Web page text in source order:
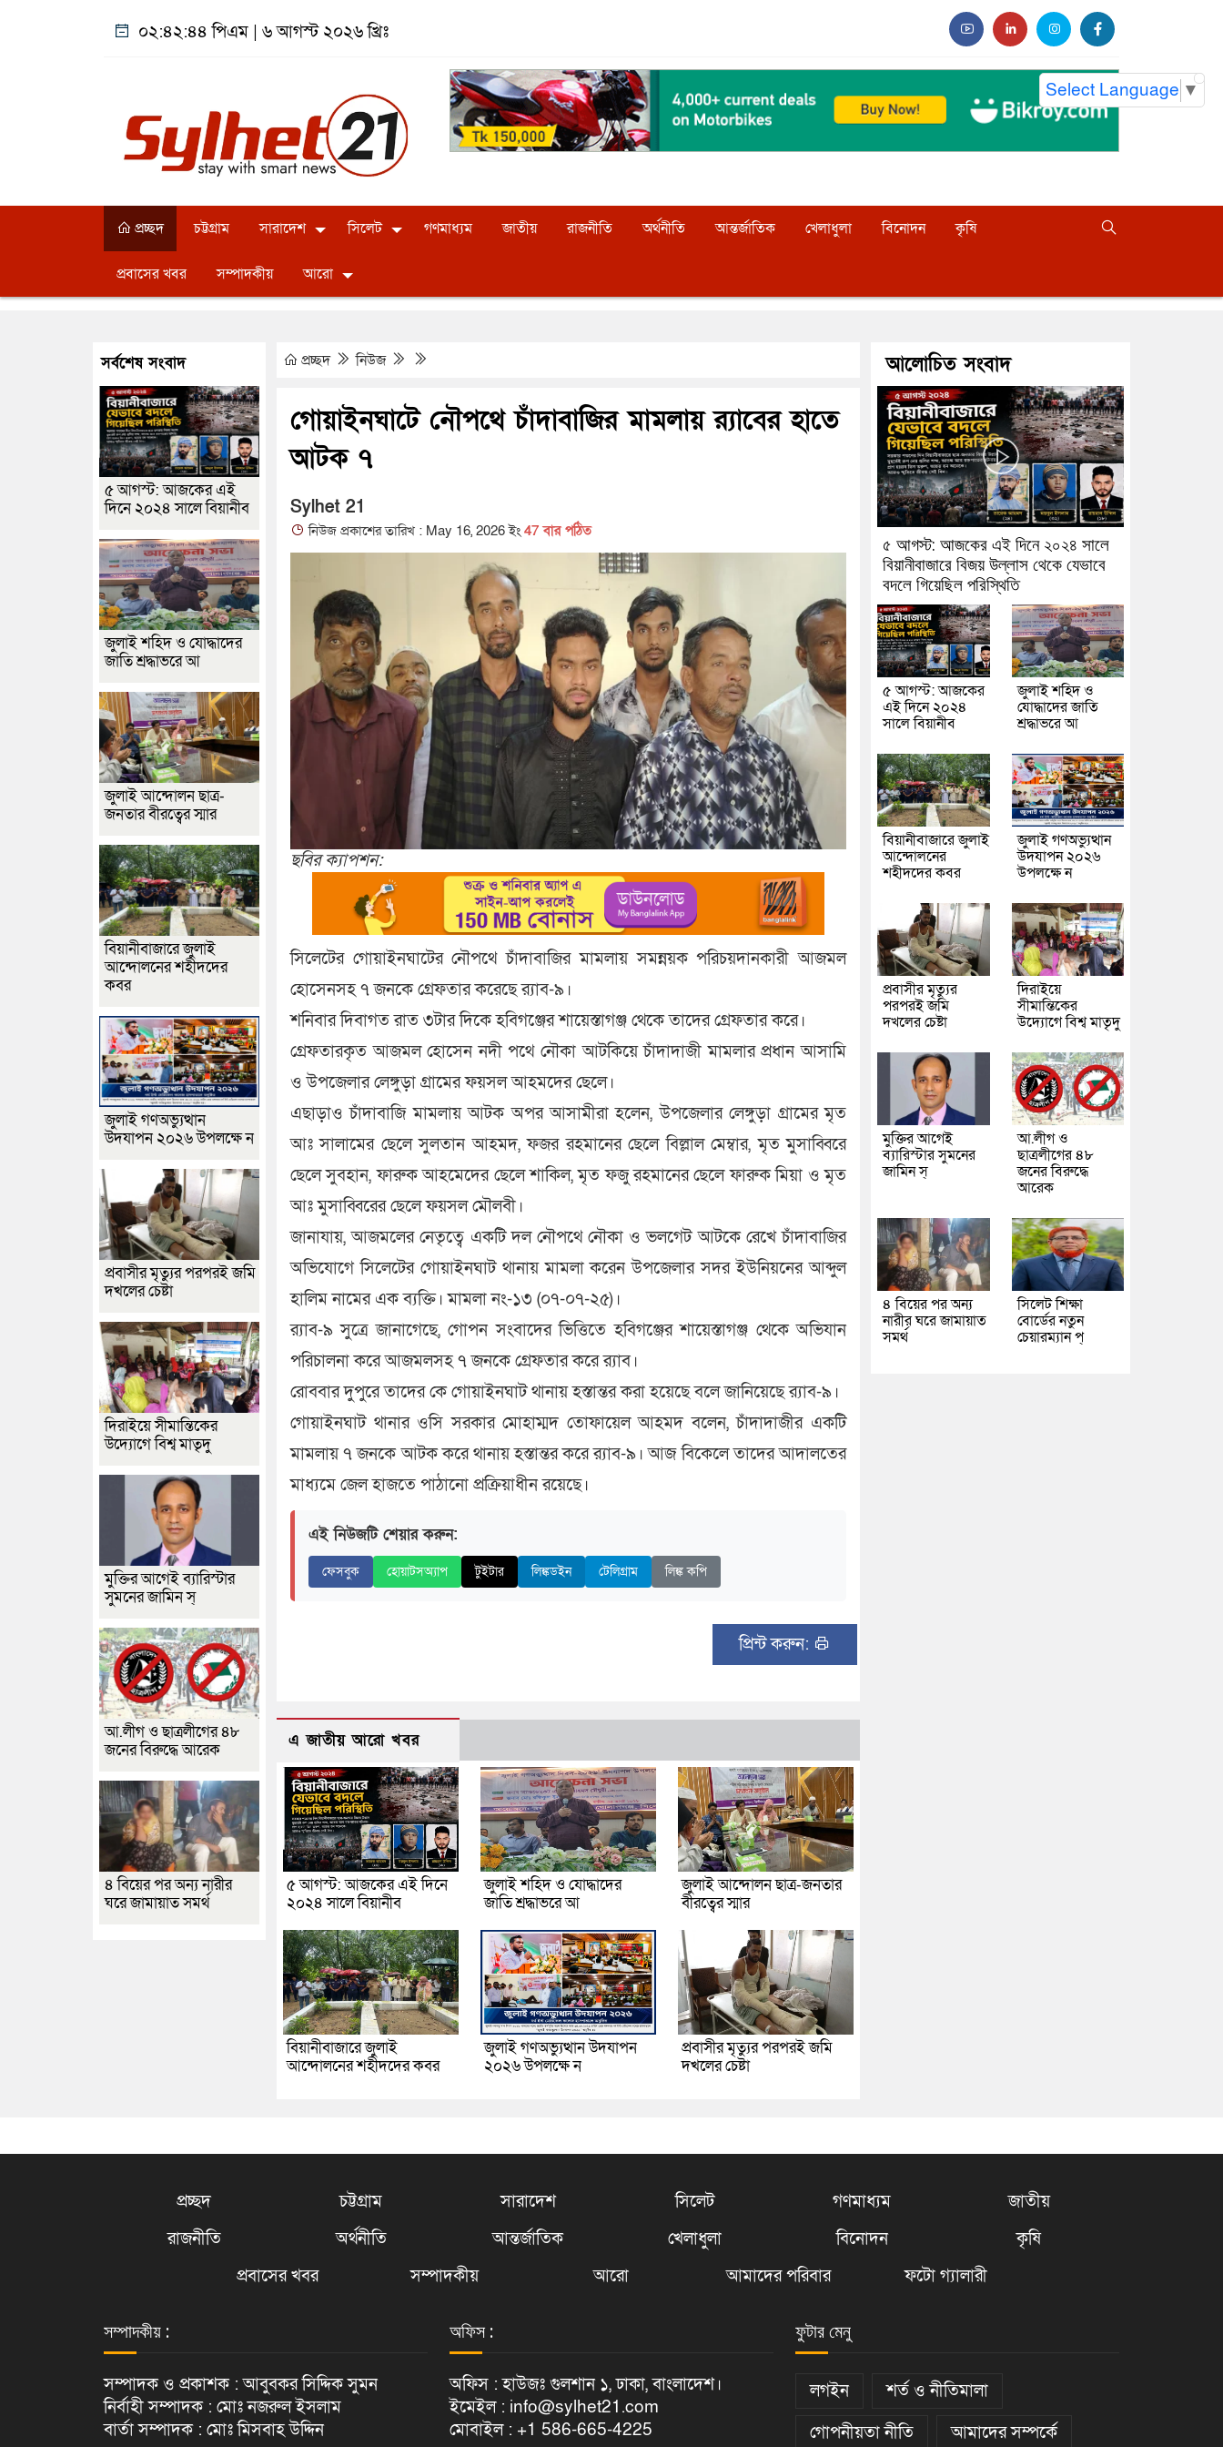
০২:৪২:৪৫ পিএম | ৬ আগস্ট ২০২৬ খ্রিঃ
Select Language ▼
প্রচ্ছদ চট্টগ্রাম সারাদেশ সিলেট গণমাধ্যম জাতীয় রাজনীতি অর্থনীতি আন্তর্জাতিক খেলাধুলা বিনোদন কৃষি
প্রবাসের খবর সম্পাদকীয় আরো
প্রচ্ছদ নিউজ
গোয়াইনঘাটে নৌপথে চাঁদাবাজির মামলায় র‍্যাবের হাতে
আটক ৭
Sylhet 21
নিউজ প্রকাশের তারিখ : May 16, 2026 ইং 47 বার পঠিত
ছবির ক্যাপশন:
সিলেটের গোয়াইনঘাটের নৌপথে চাঁদাবাজির মামলায় সমন্নয়ক পরিচয়দানকারী আজমল
হোসেনসহ ৭ জনকে গ্রেফতার করেছে র‍্যাব-৯।
শনিবার দিবাগত রাত ৩টার দিকে হবিগঞ্জের শায়েস্তাগঞ্জ থেকে তাদের গ্রেফতার করে।
গ্রেফতারকৃত আজমল হোসেন নদী পথে নৌকা আটকিয়ে চাঁদাদাজী মামলার প্রধান আসামি
ও উপজেলার লেঙ্গুড়া গ্রামের ফয়সল আহমদের ছেলে।
এছাড়াও চাঁদাবাজি মামলায় আটক অপর আসামীরা হলেন, উপজেলার লেঙ্গুড়া গ্রামের মৃত
আঃ সালামের ছেলে সুলতান আহমদ, ফজর রহমানের ছেলে বিল্লাল মেম্বার, মৃত মুসাব্বিরে
ছেলে সুবহান, ফারুক আহমেদের ছেলে শাকিল, মৃত ফজু রহমানের ছেলে ফারুক মিয়া ও মৃত
আঃ মুসাব্বিরের ছেলে ফয়সল মৌলবী।
জানাযায়, আজমলের নেতৃত্বে একটি দল নৌপথে নৌকা ও ভলগেট আটকে রেখে চাঁদাবাজির
অভিযোগে সিলেটের গোয়াইনঘাট থানায় মামলা করেন উপজেলার সদর ইউনিয়নের আব্দুল
হালিম নামের এক ব্যক্তি। মামলা নং-১৩ (০৭-০৭-২৫)।
র‍্যাব-৯ সুত্রে জানাগেছে, গোপন সংবাদের ভিত্তিতে হবিগঞ্জের শায়েস্তাগঞ্জ থেকে অভিযান
পরিচালনা করে আজমলসহ ৭ জনকে গ্রেফতার করে র‍্যাব।
রোববার দুপুরে তাদের কে গোয়াইনঘাট থানায় হস্তান্তর করা হয়েছে বলে জানিয়েছে র‍্যাব-৯।
গোয়াইনঘাট থানার ওসি সরকার মোহাম্মদ তোফায়েল আহমদ বলেন, চাঁদাদাজীর একটি
মামলায় ৭ জনকে আটক করে থানায় হস্তান্তর করে র‍্যাব-৯। আজ বিকেলে তাদের আদালতের
মাধ্যমে জেল হাজতে পাঠানো প্রক্রিয়াধীন রয়েছে।
এই নিউজটি শেয়ার করুন:
ফেসবুক হোয়াটসঅ্যাপ টুইটার লিঙ্কডইন টেলিগ্রাম লিঙ্ক কপি
প্রিন্ট করুন:
এ জাতীয় আরো খবর
৫ আগস্ট: আজকের এই দিনে
২০২৪ সালে বিয়ানীব
জুলাই শহিদ ও যোদ্ধাদের
জাতি শ্রদ্ধাভরে আ
জুলাই আন্দোলন ছাত্র-জনতার
বীরত্বের স্মার
বিয়ানীবাজারে জুলাই
আন্দোলনের শহীদদের কবর
জুলাই গণঅভ্যুত্থান উদযাপন
২০২৬ উপলক্ষে ন
প্রবাসীর মৃত্যুর পরপরই জমি
দখলের চেষ্টা
সর্বশেষ সংবাদ
৫ আগস্ট: আজকের এই
দিনে ২০২৪ সালে বিয়ানীব
জুলাই শহিদ ও যোদ্ধাদের
জাতি শ্রদ্ধাভরে আ
জুলাই আন্দোলন ছাত্র-
জনতার বীরত্বের স্মার
বিয়ানীবাজারে জুলাই
আন্দোলনের শহীদদের
কবর
জুলাই গণঅভ্যুত্থান
উদযাপন ২০২৬ উপলক্ষে ন
প্রবাসীর মৃত্যুর পরপরই জমি
দখলের চেষ্টা
দিরাইয়ে সীমান্তিকের
উদ্যোগে বিশ্ব মাতৃদু
মুক্তির আগেই ব্যারিস্টার
সুমনের জামিন স্
আ.লীগ ও ছাত্রলীগের ৪৮
জনের বিরুদ্ধে আরেক
৪ বিয়ের পর অন্য নারীর
ঘরে জামায়াত সমর্থ
আলোচিত সংবাদ
৫ আগস্ট: আজকের এই দিনে ২০২৪ সালে
বিয়ানীবাজারে বিজয় উল্লাস থেকে যেভাবে
বদলে গিয়েছিল পরিস্থিতি
৫ আগস্ট: আজকের
এই দিনে ২০২৪
সালে বিয়ানীব
জুলাই শহিদ ও
যোদ্ধাদের জাতি
শ্রদ্ধাভরে আ
বিয়ানীবাজারে জুলাই
আন্দোলনের
শহীদদের কবর
জুলাই গণঅভ্যুত্থান
উদযাপন ২০২৬
উপলক্ষে ন
প্রবাসীর মৃত্যুর
পরপরই জমি
দখলের চেষ্টা
দিরাইয়ে
সীমান্তিকের
উদ্যোগে বিশ্ব মাতৃদু
মুক্তির আগেই
ব্যারিস্টার সুমনের
জামিন স্
আ.লীগ ও
ছাত্রলীগের ৪৮
জনের বিরুদ্ধে
আরেক
৪ বিয়ের পর অন্য
নারীর ঘরে জামায়াত
সমর্থ
সিলেট শিক্ষা
বোর্ডের নতুন
চেয়ারম্যান প্
প্রচ্ছদ চট্টগ্রাম সারাদেশ সিলেট গণমাধ্যম
জাতীয়
রাজনীতি
অর্থনীতি আন্তর্জাতিক খেলাধুলা বিনোদন
কৃষি
প্রবাসের খবর
সম্পাদকীয় আরো আমাদের পরিবার ফটো গ্যালারী
সম্পাদকীয় :
সম্পাদক ও প্রকাশক : আবুবকর সিদ্দিক সুমন
নির্বাহী সম্পাদক : মোঃ নজরুল ইসলাম
বার্তা সম্পাদক : মোঃ মিসবাহ উদ্দিন
অফিস :
অফিস : হাউজঃ গুলশান ১, ঢাকা, বাংলাদেশ।
ইমেইল : info@sylhet21.com
মোবাইল : +1 586-665-4225
ফুটার মেনু
লগইন
শর্ত ও নীতিমালা
গোপনীয়তা নীতি
আমাদের সম্পর্কে